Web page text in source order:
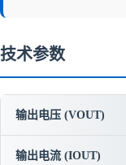
技术参数
输出电压 (VOUT)
输出电流 (IOUT)